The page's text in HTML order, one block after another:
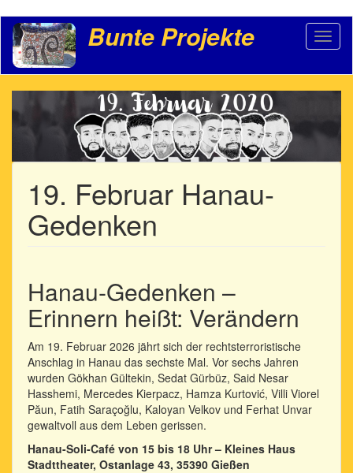
Direkt
zum
Inhalt
Bunte Projekte
19. Februar Hanau-
Gedenken
Hanau-Gedenken –
Erinnern heißt: Verändern
Am 19. Februar 2026 jährt sich der rechtsterroristische
Anschlag in Hanau das sechste Mal. Vor sechs Jahren
wurden Gökhan Gültekin, Sedat Gürbüz, Said Nesar
Hasshemi, Mercedes Kierpacz, Hamza Kurtović, Villi Viorel
Păun, Fatih Saraçoğlu, Kaloyan Velkov und Ferhat Unvar
gewaltvoll aus dem Leben gerissen.
Hanau-Soli-Café von 15 bis 18 Uhr – Kleines Haus
Stadttheater, Ostanlage 43, 35390 Gießen